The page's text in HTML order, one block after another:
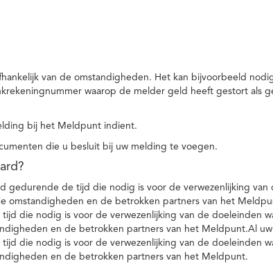
van de omstandigheden. Het kan bijvoorbeeld
waarop de melder geld heeft gestort als
bij het Meldpunt indient.
die u besluit bij uw melding te voegen.
gedurende de tijd die nodig is voor de verwezenlijking van
omstandigheden en de betrokken partners van het
die nodig is voor de verwezenlijking van de doeleinden
en de betrokken partners van het Meldpunt.Al
die nodig is voor de verwezenlijking van de doeleinden
en de betrokken partners van het Meldpunt.